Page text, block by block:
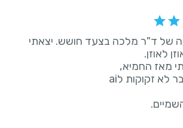
של ד"ר מלכה בצעד חושש. יצאתי